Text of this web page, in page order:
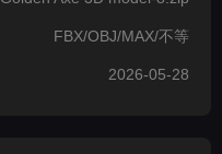
FBX/OBJ/MAX/不等
2026-05-28